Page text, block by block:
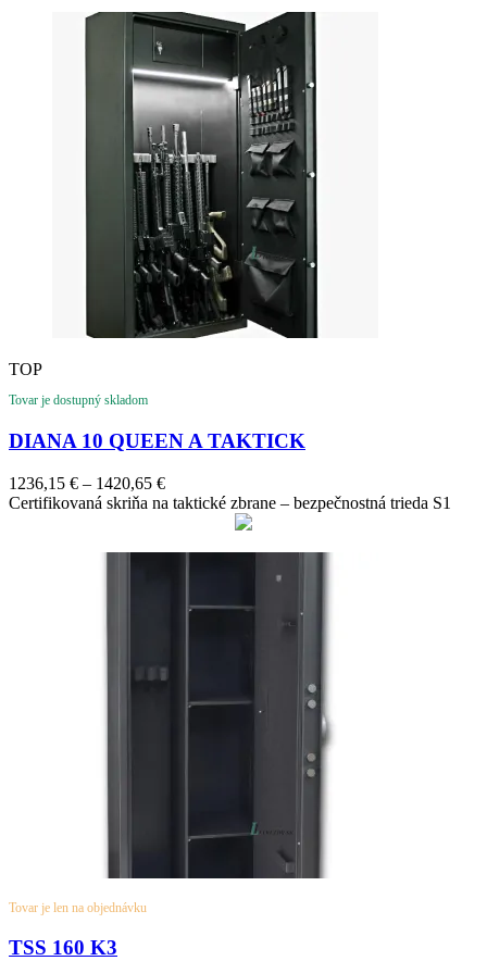
TOP
Tovar je dostupný skladom
DIANA 10 QUEEN A TAKTICK
1236,15 € – 1420,65 €Price
range:
Certifikovaná skriňa na taktické zbrane – bezpečnostná trieda S1
Tovar je len na objednávku
TSS 160 K3